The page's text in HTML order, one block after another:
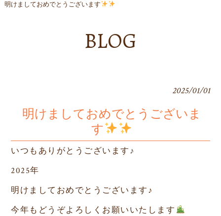
明けましておめでとうございます
BLOG
2025/01/01
明けましておめでとうございま
す
いつもありがとうございます♪
2025年
明けましておめでとうございます♪
今年もどうぞよろしくお願いいたします